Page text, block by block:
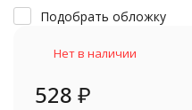
Подобрать обложку
Нет в наличии
528 ₽